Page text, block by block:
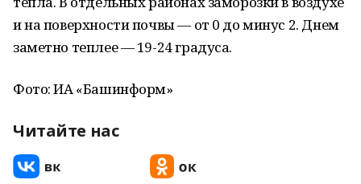
и на поверхности почвы — от 0 до минус 2. Днем
заметно теплее — 19-24 градуса.
Фото: ИА «Башинформ»
Читайте нас